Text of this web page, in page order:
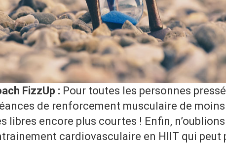
FizzUp : Pour toutes les personnes
de renforcement musculaire de
libres encore plus courtes ! Enfin,
cardiovasculaire en HIIT qui peut